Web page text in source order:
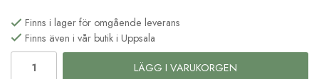
Finns i lager för omgående leverans
Finns även i vår butik i Uppsala
LÄGG I VARUKORGEN